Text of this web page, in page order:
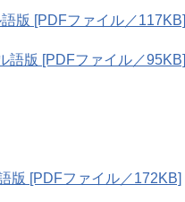
版 [PDFファイル／117KB]
語版 [PDFファイル／95KB]
版 [PDFファイル／172KB]